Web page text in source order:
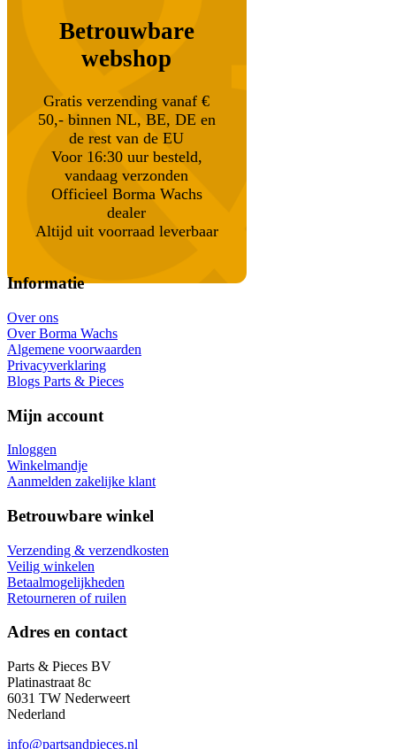
Betrouwbare
webshop
Gratis verzending vanaf €
50,- binnen NL, BE, DE en
de rest van de EU
Voor 16:30 uur besteld,
vandaag verzonden
Officieel Borma Wachs
dealer
Altijd uit voorraad leverbaar
Informatie
Over ons
Over Borma Wachs
Algemene voorwaarden
Privacyverklaring
Blogs Parts & Pieces
Mijn account
Inloggen
Winkelmandje
Aanmelden zakelijke klant
Betrouwbare winkel
Verzending & verzendkosten
Veilig winkelen
Betaalmogelijkheden
Retourneren of ruilen
Adres en contact
Parts & Pieces BV
Platinastraat 8c
6031 TW Nederweert
Nederland
info@partsandpieces.nl